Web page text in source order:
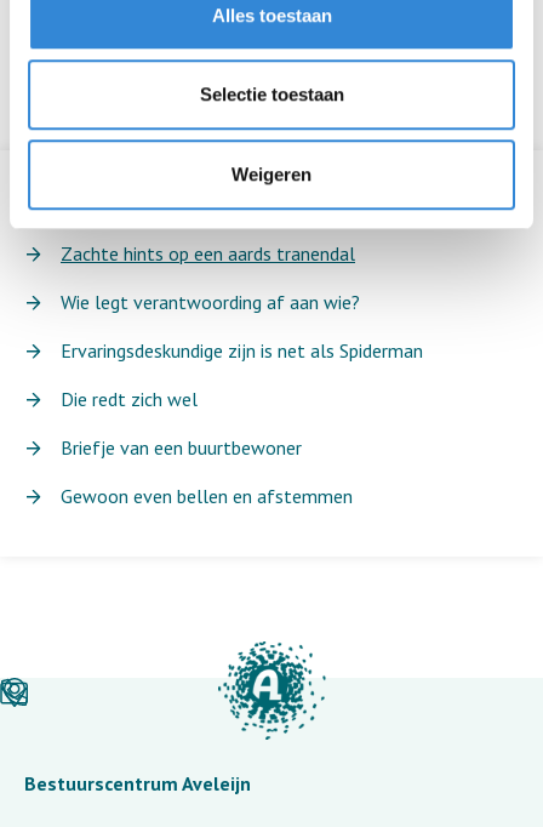
Alles toestaan
Selectie toestaan
Weigeren
Verhalen Strategische Visie
Zachte hints op een aards tranendal
Wie legt verantwoording af aan wie?
Ervaringsdeskundige zijn is net als Spiderman
Die redt zich wel
Briefje van een buurtbewoner
Gewoon even bellen en afstemmen
Aveleijn Communicatie·Zachte Hints Op Een Aards
Bestuurscentrum Aveleijn